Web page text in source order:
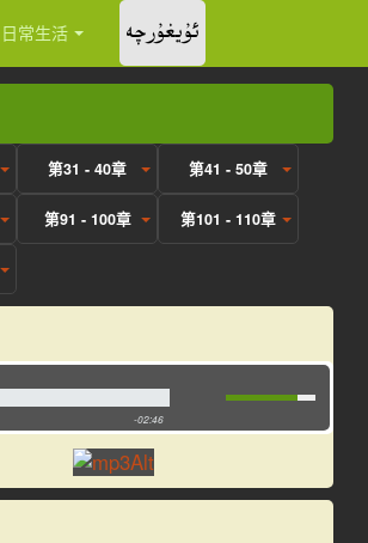
日常生活 ئۇيغۇرچە
第31 - 40章 第41 - 50章
第91 - 100章 第101 - 110章
-02:46